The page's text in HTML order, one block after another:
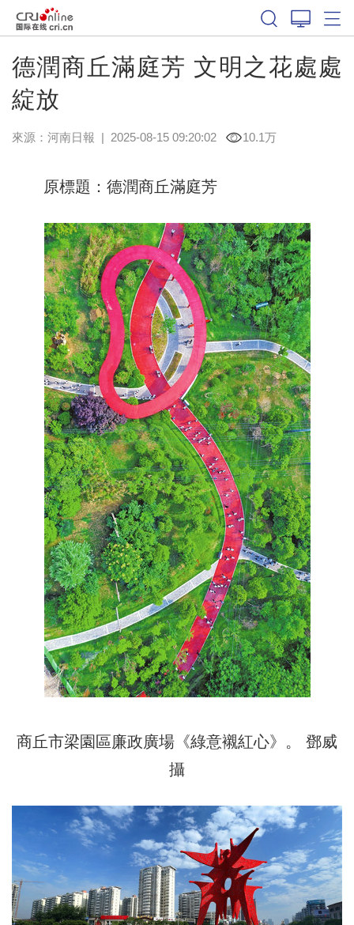
德潤商丘滿庭芳 文明之花處處
綻放
來源： 河南日報 | 2025-08-15 09:20:02 10.1万
原標題：德潤商丘滿庭芳
商丘市梁園區廉政廣場《綠意襯紅心》。 鄧威
攝